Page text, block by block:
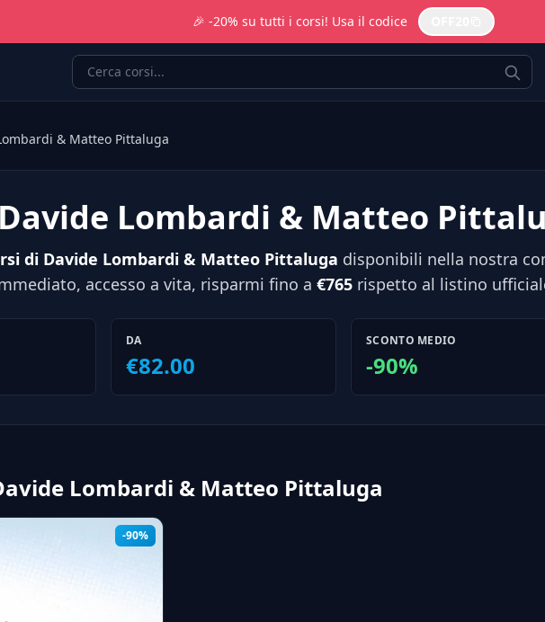
🎉 -20% su tutti i corsi! Usa il codice
& Matteo Pittaluga
Lombardi & Matteo
di Davide Lombardi & Matteo Pittaluga disponibili nella nostra
accesso a vita, risparmi fino a €765 rispetto al listino
DA
€82.00
SCONTO MEDIO
-90%
Lombardi & Matteo Pittaluga
-90%